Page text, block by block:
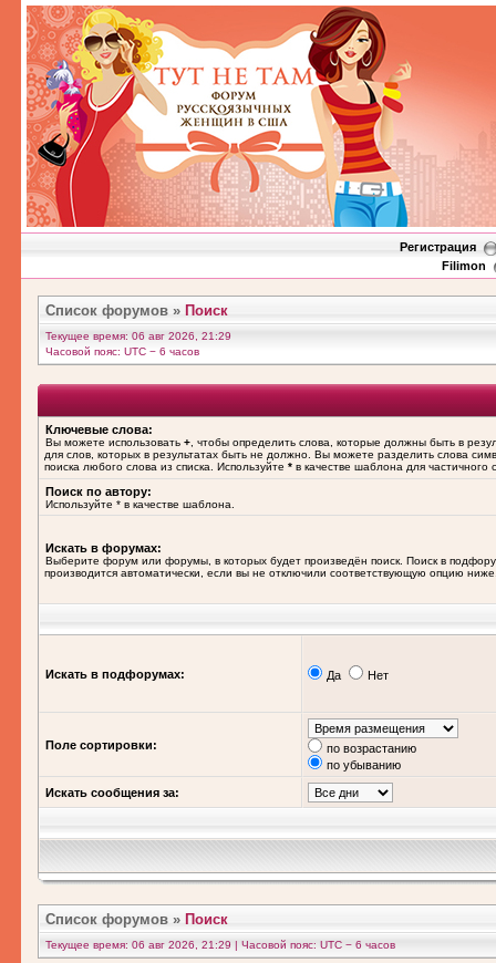
Регистрация
Filimon
Список форумов » Поиск
Текущее время: 06 авг 2026, 21:29
Часовой пояс: UTC − 6 часов
Ключевые слова:
Вы можете использовать + , чтобы определить слова, которые должны быть в
для слов, которых в результатах быть не должно. Вы можете разделить слова
поиска любого слова из списка. Используйте * в качестве шаблона для частичного
Поиск по автору:
Используйте * в качестве шаблона.
Искать в форумах:
Выберите форум или форумы, в которых будет произведён поиск. Поиск в
производится автоматически, если вы не отключили соответствующую опцию
Искать в подфорумах: Да Нет
Поле сортировки:
по возрастанию
по убыванию
Искать сообщения за:
Список форумов » Поиск
Текущее время: 06 авг 2026, 21:29 | Часовой пояс: UTC − 6 часов